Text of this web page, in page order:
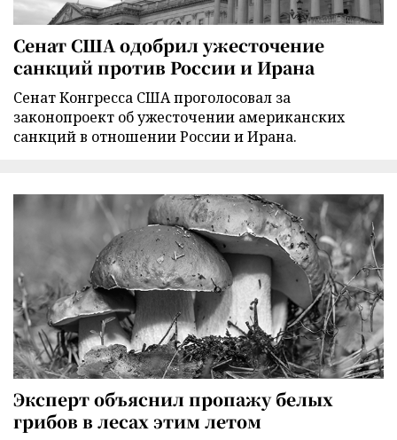
Сенат США одобрил ужесточение
санкций против России и Ирана
Сенат Конгресса США проголосовал за
законопроект об ужесточении американских
санкций в отношении России и Ирана.
Эксперт объяснил пропажу белых
грибов в лесах этим летом